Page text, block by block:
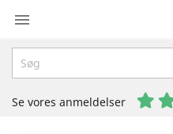

Se vores anmeldelser